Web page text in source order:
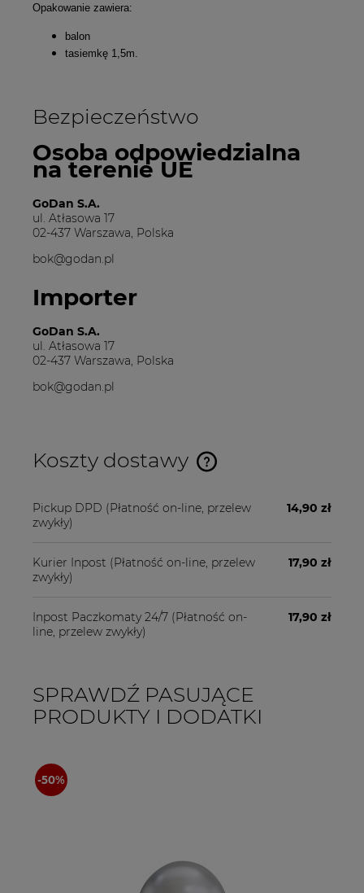
Opakowanie zawiera:
balon
tasiemkę 1,5m.
Bezpieczeństwo
Osoba odpowiedzialna
na terenie UE
GoDan S.A.
ul. Atłasowa 17
02-437 Warszawa, Polska
bok@godan.pl
Importer
GoDan S.A.
ul. Atłasowa 17
02-437 Warszawa, Polska
bok@godan.pl
Koszty dostawy
Cena nie zawiera ewentualnych kosztów płatności
Pickup DPD (Płatność on-line, przelew
zwykły)
14,90 zł
Kurier Inpost (Płatność on-line, przelew
zwykły)
17,90 zł
Inpost Paczkomaty 24/7 (Płatność on-
line, przelew zwykły)
17,90 zł
SPRAWDŹ PASUJĄCE
PRODUKTY I DODATKI